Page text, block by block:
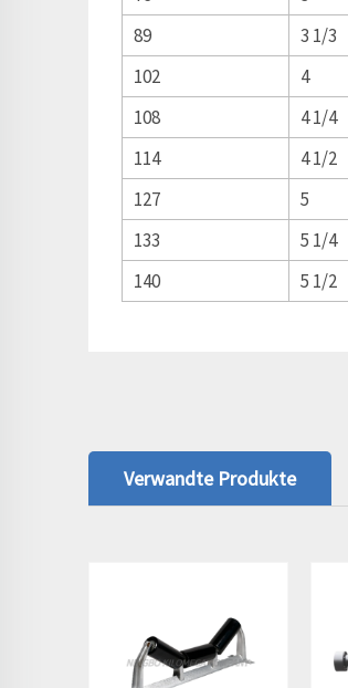
89
3 1/3
102
4
108
4 1/4
114
4 1/2
127
5
133
5 1/4
140
5 1/2
Verwandte Produkte